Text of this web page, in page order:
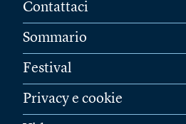
Contattaci
Sommario
Festival
Privacy e cookie